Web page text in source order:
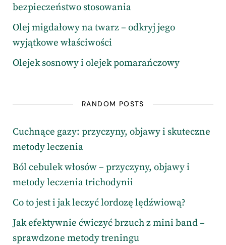
bezpieczeństwo stosowania
Olej migdałowy na twarz – odkryj jego
wyjątkowe właściwości
Olejek sosnowy i olejek pomarańczowy
RANDOM POSTS
Cuchnące gazy: przyczyny, objawy i skuteczne
metody leczenia
Ból cebulek włosów – przyczyny, objawy i
metody leczenia trichodynii
Co to jest i jak leczyć lordozę lędźwiową?
Jak efektywnie ćwiczyć brzuch z mini band –
sprawdzone metody treningu